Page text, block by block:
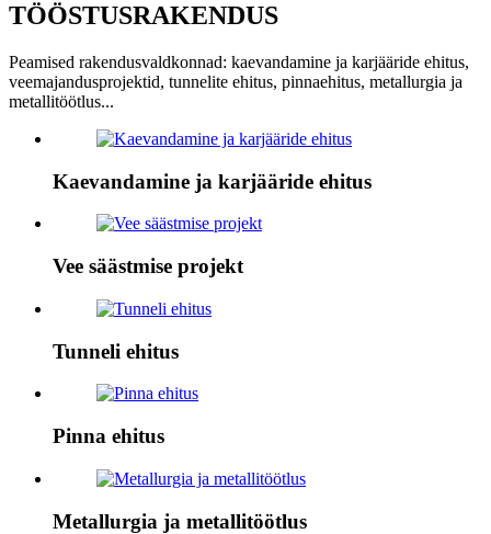
TÖÖSTUSRAKENDUS
Peamised rakendusvaldkonnad: kaevandamine ja karjääride ehitus,
veemajandusprojektid, tunnelite ehitus, pinnaehitus, metallurgia ja
metallitöötlus...
Kaevandamine ja karjääride ehitus
Vee säästmise projekt
Tunneli ehitus
Pinna ehitus
Metallurgia ja metallitöötlus